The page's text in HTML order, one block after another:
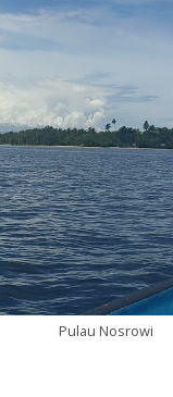
Pulau Nosrowi